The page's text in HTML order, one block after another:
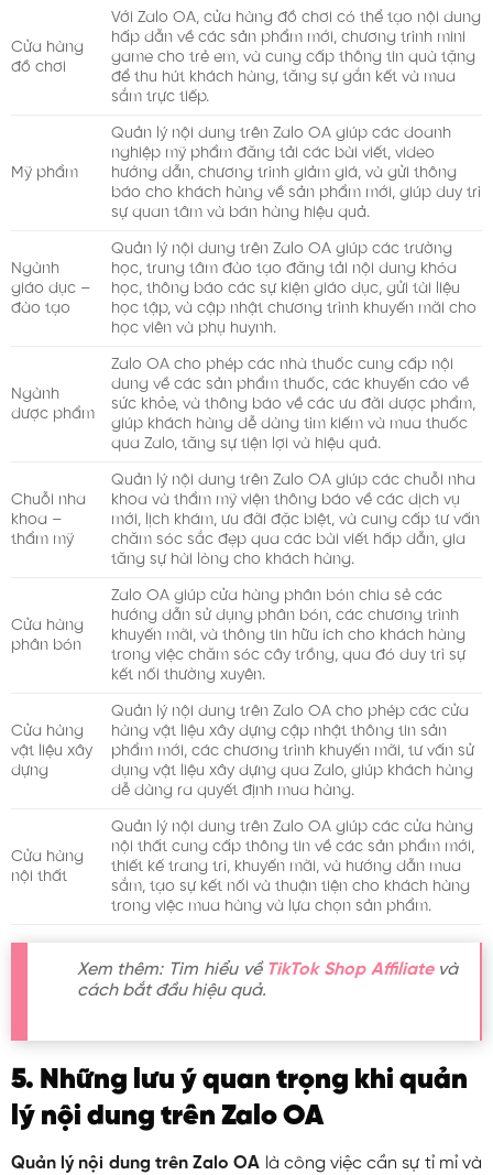
Cửa hàng
đồ chơi
Với Zalo OA, cửa hàng đồ chơi có thể tạo nội dung
hấp dẫn về các sản phẩm mới, chương trình mini
game cho trẻ em, và cung cấp thông tin quà tặng
để thu hút khách hàng, tăng sự gắn kết và mua
sắm trực tiếp.
Mỹ phẩm
Quản lý nội dung trên Zalo OA giúp các doanh
nghiệp mỹ phẩm đăng tải các bài viết, video
hướng dẫn, chương trình giảm giá, và gửi thông
báo cho khách hàng về sản phẩm mới, giúp duy trì
sự quan tâm và bán hàng hiệu quả.
Ngành
giáo dục –
đào tạo
Quản lý nội dung trên Zalo OA giúp các trường
học, trung tâm đào tạo đăng tải nội dung khóa
học, thông báo các sự kiện giáo dục, gửi tài liệu
học tập, và cập nhật chương trình khuyến mãi cho
học viên và phụ huynh.
Ngành
dược phẩm
Zalo OA cho phép các nhà thuốc cung cấp nội
dung về các sản phẩm thuốc, các khuyến cáo về
sức khỏe, và thông báo về các ưu đãi dược phẩm,
giúp khách hàng dễ dàng tìm kiếm và mua thuốc
qua Zalo, tăng sự tiện lợi và hiệu quả.
Chuỗi nha
khoa –
thẩm mỹ
Quản lý nội dung trên Zalo OA giúp các chuỗi nha
khoa và thẩm mỹ viện thông báo về các dịch vụ
mới, lịch khám, ưu đãi đặc biệt, và cung cấp tư vấn
chăm sóc sắc đẹp qua các bài viết hấp dẫn, gia
tăng sự hài lòng cho khách hàng.
Cửa hàng
phân bón
Zalo OA giúp cửa hàng phân bón chia sẻ các
hướng dẫn sử dụng phân bón, các chương trình
khuyến mãi, và thông tin hữu ích cho khách hàng
trong việc chăm sóc cây trồng, qua đó duy trì sự
kết nối thường xuyên.
Cửa hàng
vật liệu xây
dựng
Quản lý nội dung trên Zalo OA cho phép các cửa
hàng vật liệu xây dựng cập nhật thông tin sản
phẩm mới, các chương trình khuyến mãi, tư vấn sử
dụng vật liệu xây dựng qua Zalo, giúp khách hàng
dễ dàng ra quyết định mua hàng.
Cửa hàng
nội thất
Quản lý nội dung trên Zalo OA giúp các cửa hàng
nội thất cung cấp thông tin về các sản phẩm mới,
thiết kế trang trí, khuyến mãi, và hướng dẫn mua
sắm, tạo sự kết nối và thuận tiện cho khách hàng
trong việc mua hàng và lựa chọn sản phẩm.
Xem thêm: Tìm hiểu về TikTok Shop Affiliatevà
cách bắt đầu hiệu quả.
5. Những lưu ý quan trọng khi quản
lý nội dung trên Zalo OA
Quản lý nội dung trên Zalo OA là công việc cần sự tỉ mỉ và